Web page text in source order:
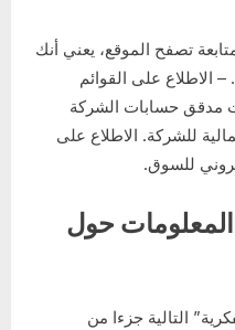
تصفح الموقع، يعني أنك
الاطلاع على القوائم
مدقق حسابات الشركة
للشركة. الاطلاع على
للسوق.
حول
التالية جزءا من